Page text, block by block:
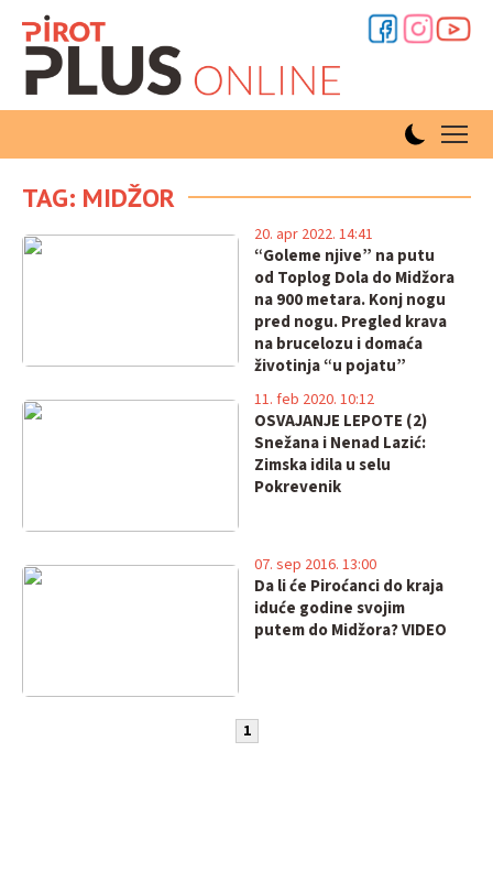
TAG: MIDŽOR
“Goleme njive” na putu
od Toplog Dola do Midžora
na 900 metara. Konj nogu
pred nogu. Pregled krava
na brucelozu i domaća
životinja “u pojatu”
20. apr 2022. 14:41
OSVAJANJE LEPOTE (2)
Snežana i Nenad Lazić:
Zimska idila u selu
Pokrevenik
11. feb 2020. 10:12
Da li će Piroćanci do kraja
iduće godine svojim
putem do Midžora? VIDEO
07. sep 2016. 13:00
1